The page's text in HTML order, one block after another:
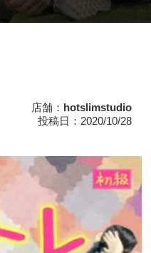
店舗： hotslimstudio
投稿日：2020/10/28